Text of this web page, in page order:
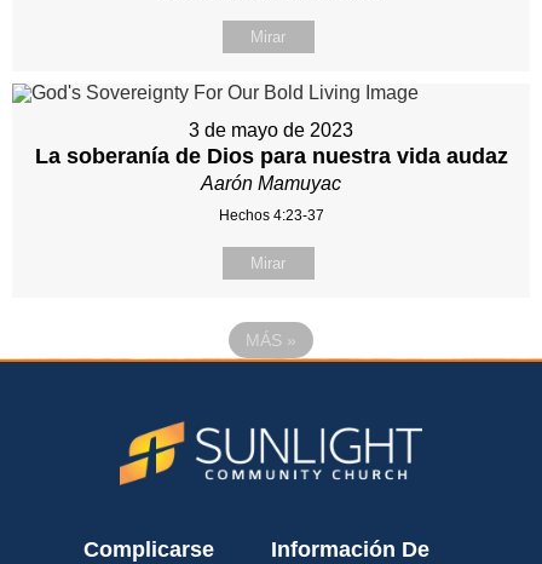
Mirar
3 de mayo de 2023
La soberanía de Dios para nuestra vida audaz
Aarón Mamuyac
Hechos 4:23-37
Mirar
MÁS »
Complicarse Información De